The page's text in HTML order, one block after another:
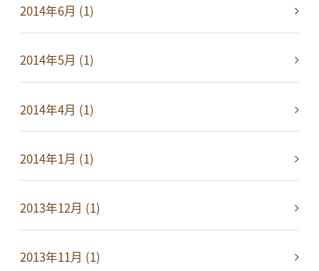
2014年6月 (1)
2014年5月 (1)
2014年4月 (1)
2014年1月 (1)
2013年12月 (1)
2013年11月 (1)